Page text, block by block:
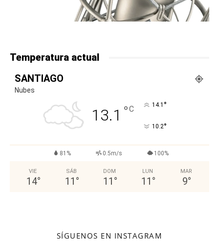
Temperatura actual
SANTIAGO
Nubes
13.1 °C 14.1 °
10.2°
81% 0.5m/s 100%
VIE
14°
SÁB
11 °
DOM
11 °
LUN
11 °
MAR
9°
SÍGUENOS EN INSTAGRAM